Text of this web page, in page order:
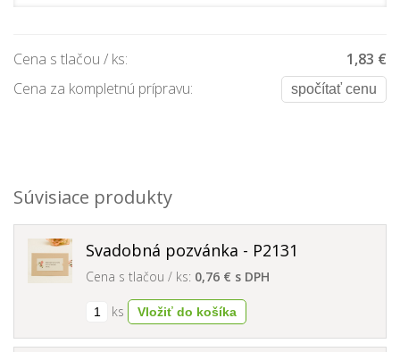
Cena s tlačou / ks:
1,83 €
Cena za kompletnú prípravu:
spočítať cenu
Súvisiace produkty
Svadobná pozvánka - P2131
Cena s tlačou / ks: 0,76 € s DPH
ks